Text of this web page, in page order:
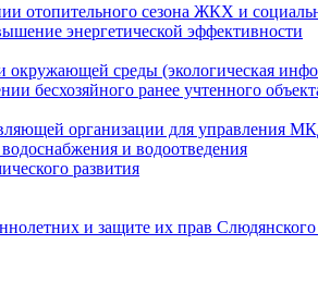
отопительного сезона ЖКХ и
энергетической эффективности
окружающей среды (экологическая
бесхозяйного ранее учтенного
организации для управления
и водоотведения
развития
и защите их прав